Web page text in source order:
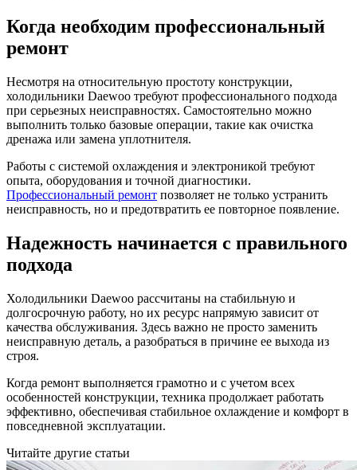
Когда необходим профессиональный
ремонт
Несмотря на относительную простоту конструкции,
холодильники Daewoo требуют профессионального подхода
при серьезных неисправностях. Самостоятельно можно
выполнить только базовые операции, такие как очистка
дренажа или замена уплотнителя.
Работы с системой охлаждения и электроникой требуют
опыта, оборудования и точной диагностики.
Профессиональный ремонт позволяет не только устранить
неисправность, но и предотвратить ее повторное появление.
Надежность начинается с правильного
подхода
Холодильники Daewoo рассчитаны на стабильную и
долгосрочную работу, но их ресурс напрямую зависит от
качества обслуживания. Здесь важно не просто заменить
неисправную деталь, а разобраться в причине ее выхода из
строя.
Когда ремонт выполняется грамотно и с учетом всех
особенностей конструкции, техника продолжает работать
эффективно, обеспечивая стабильное охлаждение и комфорт в
повседневной эксплуатации.
Читайте другие статьи